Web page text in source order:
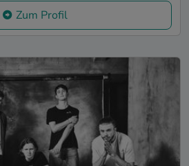
Zum Profil